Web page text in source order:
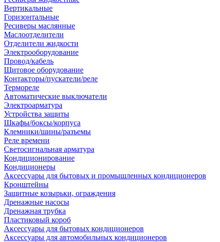
Вертикальные
Горизонтальные
Ресиверы маслянные
Маслоотделители
Отделители жидкости
Электрооборудование
Провод/кабель
Щитовое оборудование
Контакторы/пускатели/реле
Термореле
Автоматические выключатели
Электроарматура
Устройства защиты
Шкафы/боксы/корпуса
Клемники/шины/разъемы
Реле времени
Светосигнальная арматура
Кондиционирование
Кондиционеры
Аксессуары для бытовых и промышленных кондиционеров
Кронштейны
Защитные козырьки, ограждения
Дренажные насосы
Дренажная трубка
Пластиковый короб
Аксессуары для бытовых кондиционеров
Аксессуары для автомобильных кондиционеров